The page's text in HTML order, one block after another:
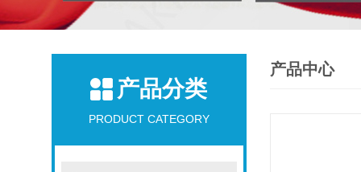
产品分类
PRODUCT CATEGORY
产品中心